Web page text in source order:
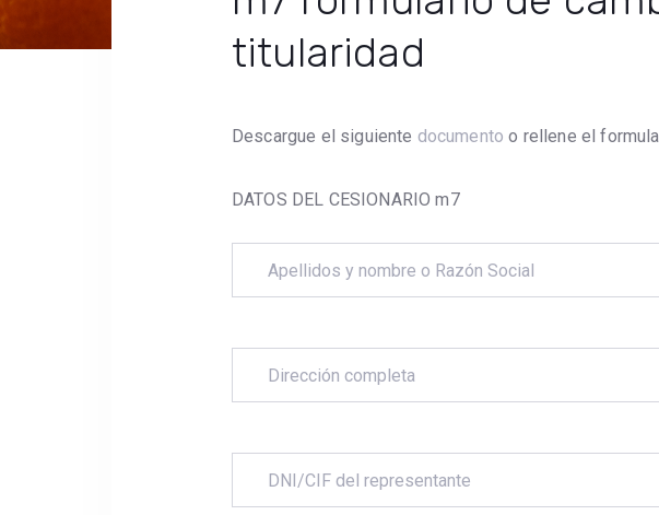
titularidad
Descargue el siguiente documento o rellene el
DATOS DEL CESIONARIO m7